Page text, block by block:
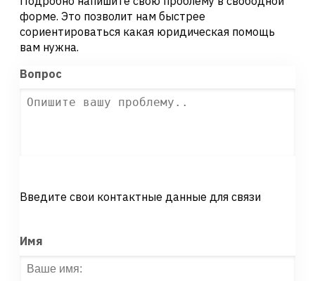
форме. Это позволит нам быстрее
сориентироваться какая юридическая помощь
вам нужна.
Вопрос
Введите свои контактные данные для связи
Имя